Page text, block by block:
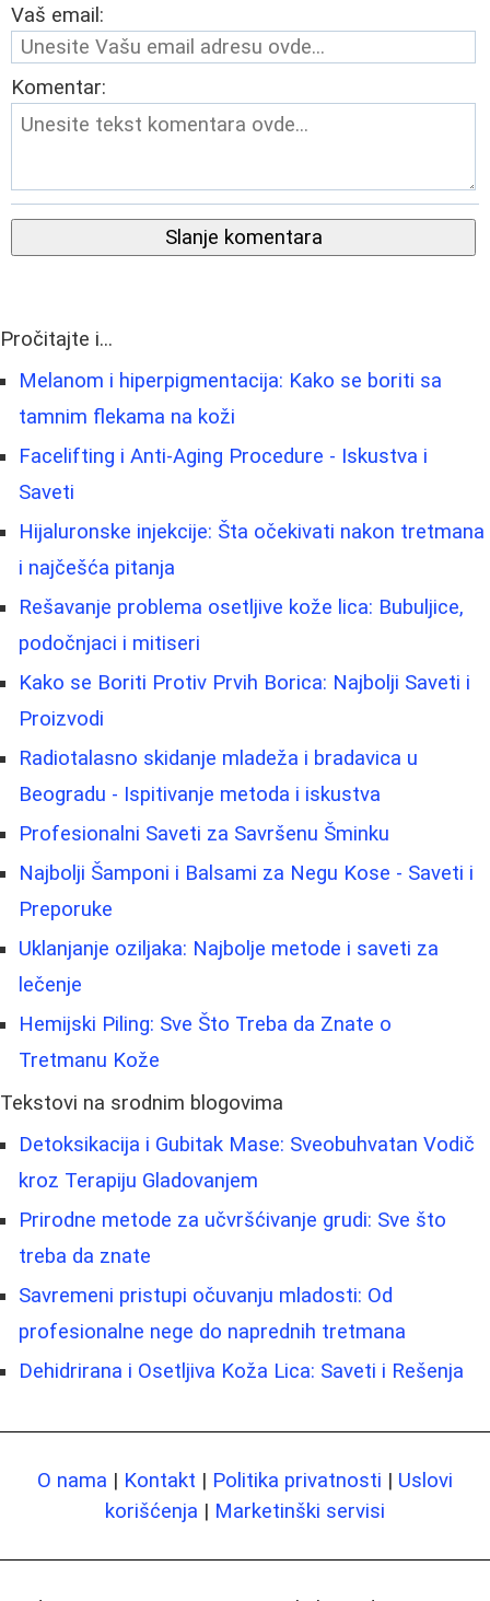
Vaš email:
Komentar:
Slanje komentara
Pročitajte i...
Melanom i hiperpigmentacija: Kako se boriti sa
tamnim flekama na koži
Facelifting i Anti-Aging Procedure - Iskustva i
Saveti
Hijaluronske injekcije: Šta očekivati nakon tretmana
i najčešća pitanja
Rešavanje problema osetljive kože lica: Bubuljice,
podočnjaci i mitiseri
Kako se Boriti Protiv Prvih Borica: Najbolji Saveti i
Proizvodi
Radiotalasno skidanje mladeža i bradavica u
Beogradu - Ispitivanje metoda i iskustva
Profesionalni Saveti za Savršenu Šminku
Najbolji Šamponi i Balsami za Negu Kose - Saveti i
Preporuke
Uklanjanje oziljaka: Najbolje metode i saveti za
lečenje
Hemijski Piling: Sve Što Treba da Znate o
Tretmanu Kože
Tekstovi na srodnim blogovima
Detoksikacija i Gubitak Mase: Sveobuhvatan Vodič
kroz Terapiju Gladovanjem
Prirodne metode za učvršćivanje grudi: Sve što
treba da znate
Savremeni pristupi očuvanju mladosti: Od
profesionalne nege do naprednih tretmana
Dehidrirana i Osetljiva Koža Lica: Saveti i Rešenja
O nama | Kontakt | Politika privatnosti | Uslovi
korišćenja | Marketinški servisi